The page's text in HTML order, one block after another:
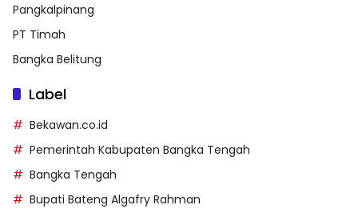
Pangkalpinang
PT Timah
Bangka Belitung
Label
Bekawan.co.id
Pemerintah Kabupaten Bangka Tengah
Bangka Tengah
Bupati Bateng Algafry Rahman